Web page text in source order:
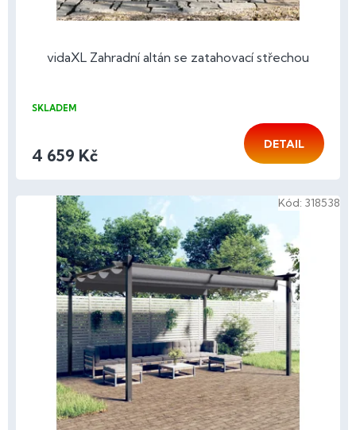
vidaXL Zahradní altán se zatahovací střechou
SKLADEM
4 659 Kč
DETAIL
Kód: 318538